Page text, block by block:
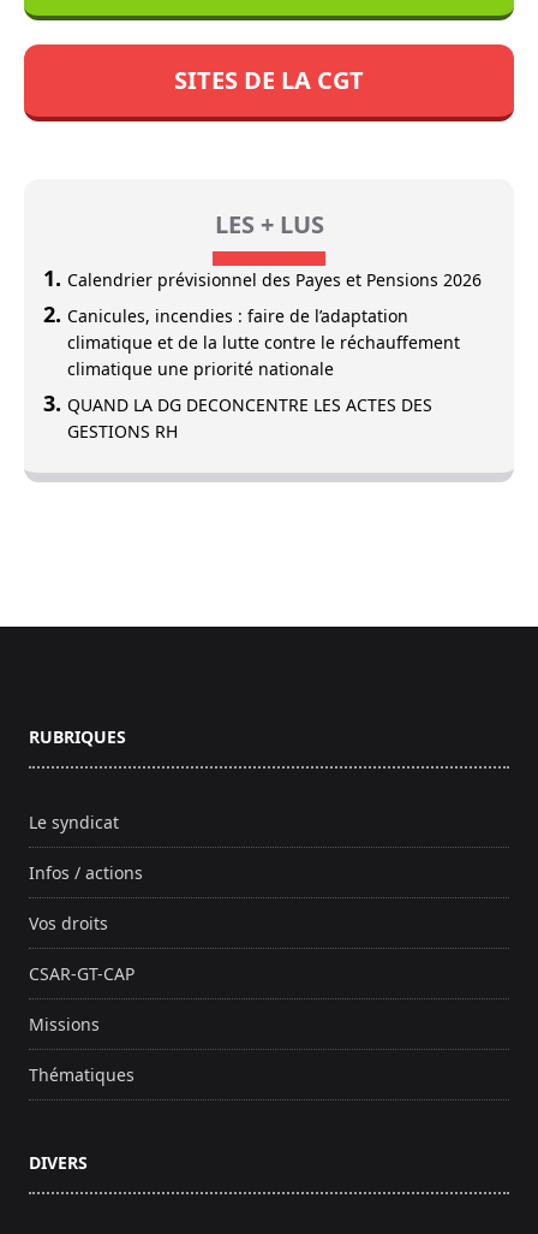
SITES DE LA CGT
LES + LUS
Calendrier prévisionnel des Payes et Pensions 2026
Canicules, incendies : faire de l’adaptation
climatique et de la lutte contre le réchauffement
climatique une priorité nationale
QUAND LA DG DECONCENTRE LES ACTES DES
GESTIONS RH
RUBRIQUES
Le syndicat
Infos / actions
Vos droits
CSAR-GT-CAP
Missions
Thématiques
DIVERS